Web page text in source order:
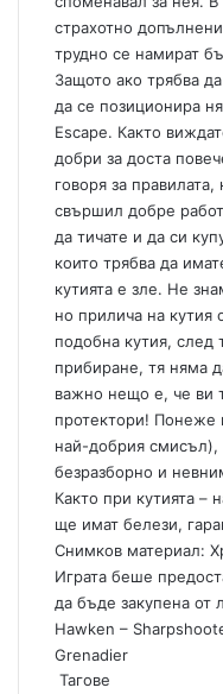
страхотно
трудно се намират
Защото ако трябва
да се позиционира
Escape. Както
добри за доста
говоря за правилата,
свършил добре
да тичате и да си
които трябва да
кутията е зле. Не
но прилича на кутия
подобна кутия, след
прибиране, тя няма
важно нещо е, че ви
протектори! Понеже
най-добрия смисъл),
безразборно и
Както при кутията –
ще имат белези,
Снимков материал:
Играта беше
да бъде закупена от
Hawken –
Grenadier
Тагове